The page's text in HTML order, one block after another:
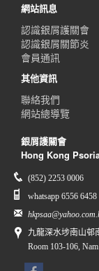
網站訊息
認識銀屑護關會
認識銀屑關節炎
會員通訊
其他資訊
聯絡我們
網站總導覽
銀屑護關會
Hong Kong
(852) 2253 0006
whatsapp 6556 6458
九龍深水埗南山邨
Room 103-106,